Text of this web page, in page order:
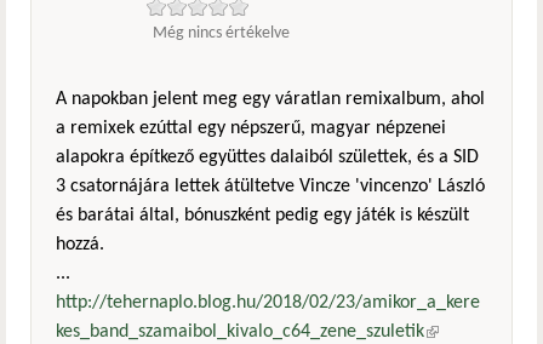
Még nincs értékelve
A napokban jelent meg egy váratlan remixalbum, ahol
a remixek ezúttal egy népszerű, magyar népzenei
alapokra építkező együttes dalaiból születtek, és a SID
3 csatornájára lettek átültetve Vincze 'vincenzo' László
és barátai által, bónuszként pedig egy játék is készült
hozzá.
...
http://tehernaplo.blog.hu/2018/02/23/amikor_a_kere
kes_band_szamaibol_kivalo_c64_zene_szuletik(külső